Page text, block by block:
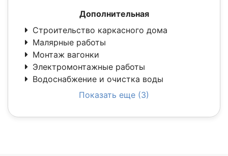
Дополнительная
Строительство каркасного дома
Малярные работы
Монтаж вагонки
Электромонтажные работы
Водоснабжение и очистка воды
Показать еще (3)